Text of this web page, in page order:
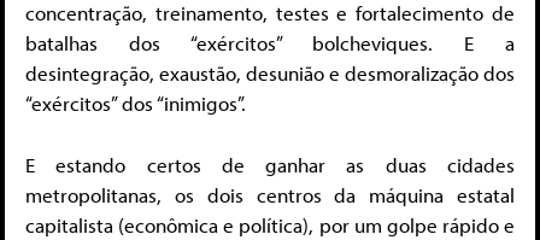
concentração, treinamento, testes e fortalecimento de
batalhas dos “exércitos” bolcheviques. E a
desintegração, exaustão, desunião e desmoralização dos
“exércitos” dos “inimigos”.
E estando certos de ganhar as duas cidades
metropolitanas, os dois centros da máquina estatal
capitalista (econômica e política), por um golpe rápido e